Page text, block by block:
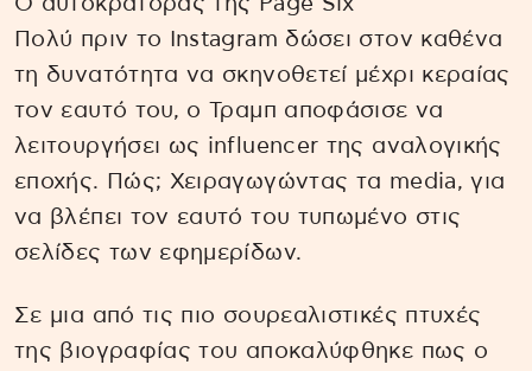
Ο αυτοκράτορας της Page Six
Πολύ πριν το Instagram δώσει στον καθένα
τη δυνατότητα να σκηνοθετεί μέχρι κεραίας
τον εαυτό του, ο Τραμπ αποφάσισε να
λειτουργήσει ως influencer της αναλογικής
εποχής. Πώς; Χειραγωγώντας τα media, για
να βλέπει τον εαυτό του τυπωμένο στις
σελίδες των εφημερίδων.
Σε μια από τις πιο σουρεαλιστικές πτυχές
της βιογραφίας του αποκαλύφθηκε πως ο